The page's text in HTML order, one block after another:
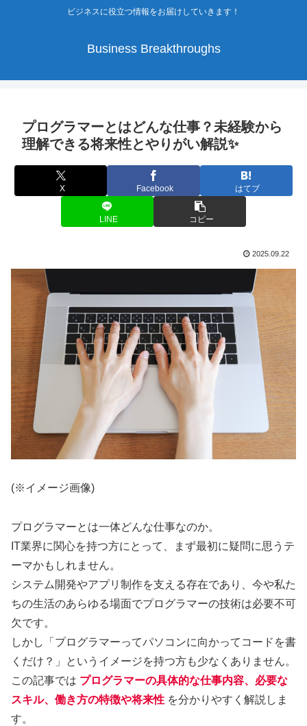
ビジネスに役立つ情報をお届けしていきます！
Business Breakthroughs
プログラマーとはどんな仕事？未経験から
理解できる将来性とやりがい解説✨
X Facebook はてブ
LINE コピー
2025.09.22
(※イメージ画像)
プログラマーとは一体どんな仕事なのか。
IT業界に関心を持つ方にとって、まず最初に疑問に思うテ
ーマかもしれません。
システム開発やアプリ制作を支える存在であり、今や私た
ちの生活のあらゆる場面でプログラマーの技術は必要不可
欠です。
しかし「プログラマーってパソコンに向かってコードを書
くだけ？」というイメージを持つ方も少なくありません。
この記事では プログラマーの具体的な仕事内容、必要な
スキル、働き方の特徴や将来性 を分かりやすく解説しま
す。